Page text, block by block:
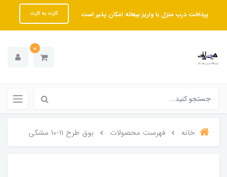
پرداخت درب منزل با واریز بیعانه امکان پذیر است کارت به کارت
0
خانه فهرست محصولات بوق طرح 11-10 مشکی